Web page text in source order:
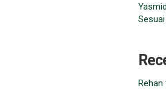
Rehan